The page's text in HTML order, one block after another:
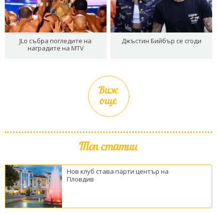
JLo събра погледите на
наградите на MTV
Джъстин Бийбър се сгоди
Виж
още
Топ статии
Нов клуб става парти център на
Пловдив